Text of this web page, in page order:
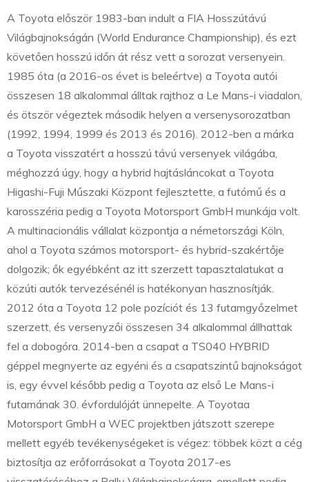
A Toyota először 1983-ban indult a FIA Hosszútávú
Világbajnokságán (World Endurance Championship), és ezt
követően hosszú időn át rész vett a sorozat versenyein.
1985 óta (a 2016-os évet is beleértve) a Toyota autói
összesen 18 alkalommal álltak rajthoz a Le Mans-i viadalon,
és ötször végeztek második helyen a versenysorozatban
(1992, 1994, 1999 és 2013 és 2016). 2012-ben a márka
a Toyota visszatért a hosszú távú versenyek világába,
méghozzá úgy, hogy a hybrid hajtásláncokat a Toyota
Higashi-Fuji Műszaki Központ fejlesztette, a futómű és a
karosszéria pedig a Toyota Motorsport GmbH munkája volt.
A multinacionális vállalat központja a németországi Köln,
ahol a Toyota számos motorsport- és hybrid-szakértője
dolgozik; ők egyébként az itt szerzett tapasztalatukat a
közúti autók tervezésénél is hatékonyan hasznosítják.
2012 óta a Toyota 12 pole pozíciót és 13 futamgyőzelmet
szerzett, és versenyzői összesen 34 alkalommal állhattak
fel a dobogóra. 2014-ben a csapat a TS040 HYBRID
géppel megnyerte az egyéni és a csapatszintű bajnokságot
is, egy évvel később pedig a Toyota az első Le Mans-i
futamának 30. évfordulóját ünnepelte. A Toyotaa
Motorsport GmbH a WEC projektben játszott szerepe
mellett egyéb tevékenységeket is végez: többek közt a cég
biztosítja az erőforrásokat a Toyota 2017-es